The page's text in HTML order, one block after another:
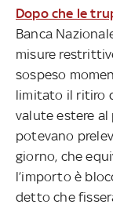
Dopo che le
Banca
misure
sospeso
limitato il ritiro
valute estere
potevano
giorno, che
l’importo è
detto che